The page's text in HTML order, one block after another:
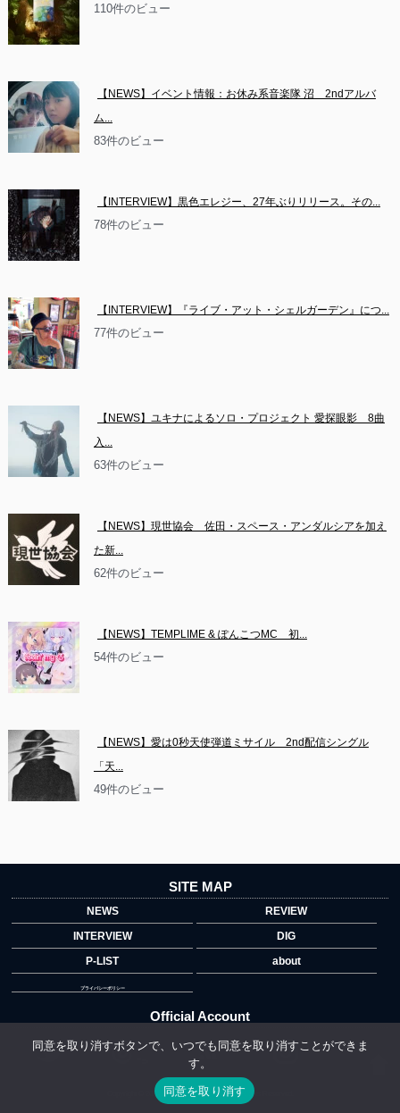
110件のビュー
【NEWS】イベント情報：お休み系音楽隊 沼　2ndアルバ
ム...
83件のビュー
【INTERVIEW】黒色エレジー、27年ぶりリリース。その...
78件のビュー
【INTERVIEW】『ライブ・アット・シェルガーデン』につ...
77件のビュー
【NEWS】ユキナによるソロ・プロジェクト 愛探眼影　8曲
入...
63件のビュー
【NEWS】現世協会　佐田・スペース・アンダルシアを加え
た新...
62件のビュー
【NEWS】TEMPLIME & ぽんこつMC　初...
54件のビュー
【NEWS】愛は0秒天使弾道ミサイル　2nd配信シングル
「天...
49件のビュー
SITE MAP
NEWS
REVIEW
INTERVIEW
DIG
P-LIST
about
プライバシーポリシー
Official Account
Copyright © 2014 copyrights.indiegrab.jp All Rights Reserved.
同意を取り消すボタンで、いつでも同意を取り消すことができま
す。
同意を取り消す